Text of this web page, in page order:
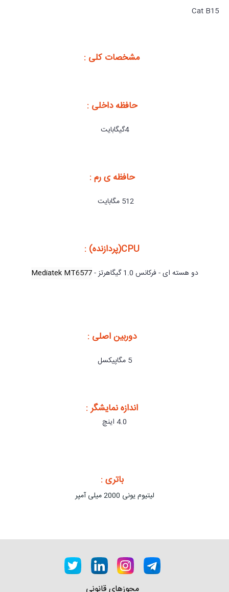
Cat B15
مشخصات کلی :
حافظه داخلی :
4گیگابایت
حافظه ی رم :
512 مگابایت
CPU(پردازنده) :
دو هسته ای - فرکانس 1.0 گیگاهرتز - Mediatek MT6577
دوربین اصلی :
5 مگاپیکسل
اندازه نمایشگر :
4.0 اینچ
باتری :
لیتیوم یونی 2000 میلی آمپر
مجوزهای قانونی